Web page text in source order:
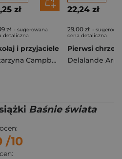
zł
zł - sugerowana
detaliczna
i przyjaciele
Katarzyna Campbell
22,24 zł
29,00 zł -
cena detaliczna
Delalande
Baśnie świata
/10